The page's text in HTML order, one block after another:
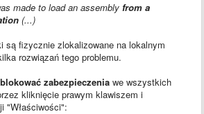
made to load an assembly from a
(...)
są fizycznie zlokalizowane na lokalnym
rozwiązań tego problemu.
zabezpieczenia we wszystkich
kliknięcie prawym klawiszem i
"Właściwości":